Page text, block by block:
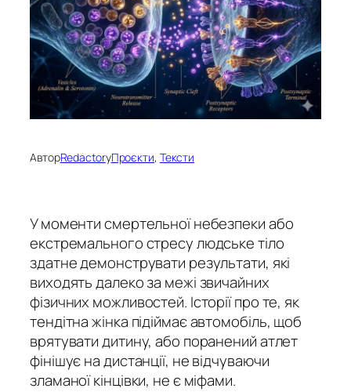
АвторRedactorуПроєкти, Тексти
У моменти смертельної небезпеки або
екстремального стресу людське тіло
здатне демонструвати результати, які
виходять далеко за межі звичайних
фізичних можливостей. Історії про те, як
тендітна жінка підіймає автомобіль, щоб
врятувати дитину, або поранений атлет
фінішує на дистанції, не відчуваючи
зламаної кінцівки, не є міфами.